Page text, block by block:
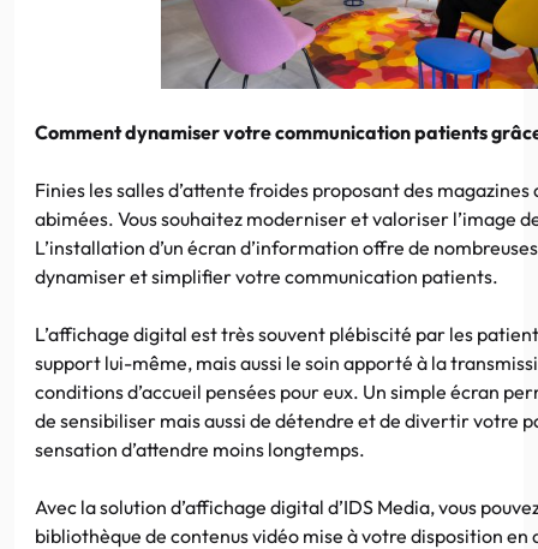
Comment dynamiser votre communication patients
Finies les salles d’attente froides proposant des
abimées. Vous souhaitez moderniser et valoriser l’image
L’installation d’un écran d’information offre de
dynamiser et simplifier votre communication patients.
L’affichage digital est très souvent plébiscité par les
support lui-même, mais aussi le soin apporté à la
conditions d’accueil pensées pour eux. Un simple écran
de sensibiliser mais aussi de détendre et de divertir votre
sensation d’attendre moins longtemps.
Avec la solution d’affichage digital d’IDS Media, vous
bibliothèque de contenus vidéo mise à votre disposition en